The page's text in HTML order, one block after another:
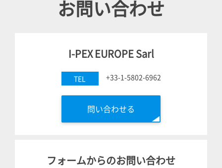
お問い合わせ
I-PEXEUROPE Sarl
TEL +33-1-5802-6962
問い合わせる
フォームからのお問い合わせ